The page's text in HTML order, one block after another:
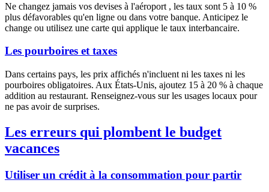
Ne changez jamais vos devises à l'aéroport , les taux sont 5 à 10 %
plus défavorables qu'en ligne ou dans votre banque. Anticipez le
change ou utilisez une carte qui applique le taux interbancaire.
Les pourboires et taxes
Dans certains pays, les prix affichés n'incluent ni les taxes ni les
pourboires obligatoires. Aux États-Unis, ajoutez 15 à 20 % à chaque
addition au restaurant. Renseignez-vous sur les usages locaux pour
ne pas avoir de surprises.
Les erreurs qui plombent le budget
vacances
Utiliser un crédit à la consommation pour partir